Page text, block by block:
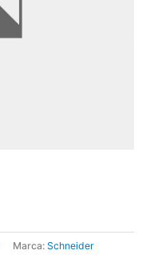
Marca: Schneider